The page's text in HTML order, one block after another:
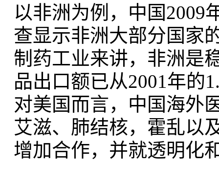
以非洲为例，中国2009
查显示非洲大部分国家
制药工业来讲，非洲是
品出口额已从2001年的
对美国而言，中国海外
艾滋、肺结核，霍乱以
增加合作，并就透明化